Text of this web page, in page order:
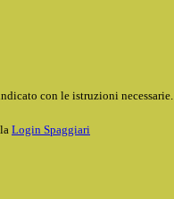
con le istruzioni necessarie.
Login Spaggiari